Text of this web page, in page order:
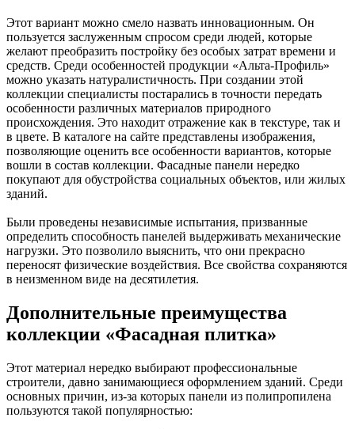
Этот вариант можно смело назвать инновационным. Он
пользуется заслуженным спросом среди людей, которые
желают преобразить постройку без особых затрат времени и
средств. Среди особенностей продукции «Альта-Профиль»
можно указать натуралистичность. При создании этой
коллекции специалисты постарались в точности передать
особенности различных материалов природного
происхождения. Это находит отражение как в текстуре, так и
в цвете. В каталоге на сайте представлены изображения,
позволяющие оценить все особенности вариантов, которые
вошли в состав коллекции. Фасадные панели нередко
покупают для обустройства социальных объектов, или жилых
зданий.
Были проведены независимые испытания, призванные
определить способность панелей выдерживать механические
нагрузки. Это позволило выяснить, что они прекрасно
переносят физические воздействия. Все свойства сохраняются
в неизменном виде на десятилетия.
Дополнительные преимущества
коллекции «Фасадная плитка»
Этот материал нередко выбирают профессиональные
строители, давно занимающиеся оформлением зданий. Среди
основных причин, из-за которых панели из полипропилена
пользуются такой популярностью: